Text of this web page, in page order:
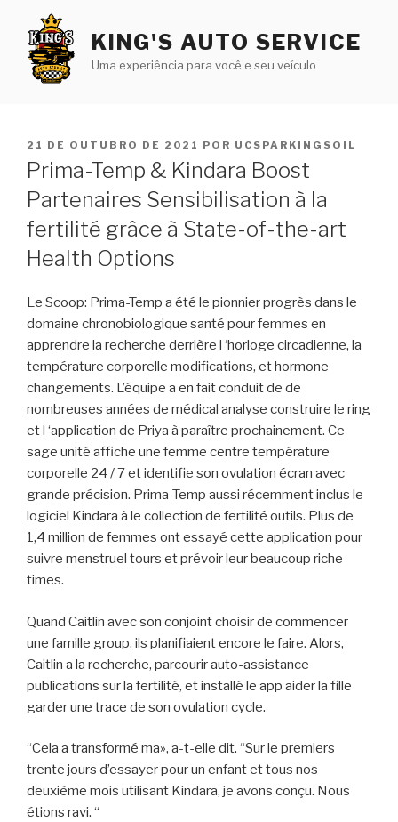
conteúdo
KING'S AUTO SERVICE
Uma experiência para você e seu veículo
PUBLICADO
EM
21 DE OUTUBRO DE 2021 POR UCSPARKINGSOIL
Prima-Temp & Kindara Boost
Partenaires Sensibilisation à la
fertilité grâce à State-of-the-art
Health Options
Le Scoop: Prima-Temp a été le pionnier progrès dans le
domaine chronobiologique santé pour femmes en
apprendre la recherche derrière l ‘horloge circadienne, la
température corporelle modifications, et hormone
changements. L’équipe a en fait conduit de de
nombreuses années de médical analyse construire le ring
et l ‘application de Priya à paraître prochainement. Ce
sage unité affiche une femme centre température
corporelle 24 / 7 et identifie son ovulation écran avec
grande précision. Prima-Temp aussi récemment inclus le
logiciel Kindara à le collection de fertilité outils. Plus de
1,4 million de femmes ont essayé cette application pour
suivre menstruel tours et prévoir leur beaucoup riche
times.
Quand Caitlin avec son conjoint choisir de commencer
une famille group, ils planifiaient encore le faire. Alors,
Caitlin a la recherche, parcourir auto-assistance
publications sur la fertilité, et installé le app aider la fille
garder une trace de son ovulation cycle.
“Cela a transformé ma», a-t-elle dit. “Sur le premiers
trente jours d’essayer pour un enfant et tous nos
deuxième mois utilisant Kindara, je avons conçu. Nous
étions ravi. “